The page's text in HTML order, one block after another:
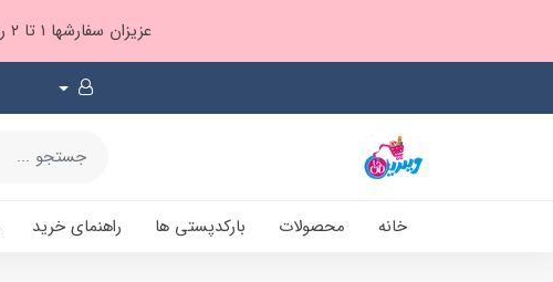
عزیزان سفارشها ۱ تا ۲ روز بعد از ثبت، از طریق پست پیشتاز ارسال و بارکدپستی پیامک میشه براتون ❤️
خانه محصولات بارکدپستی ها راهنمای خرید